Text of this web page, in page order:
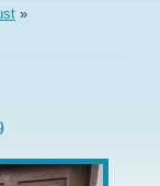
»